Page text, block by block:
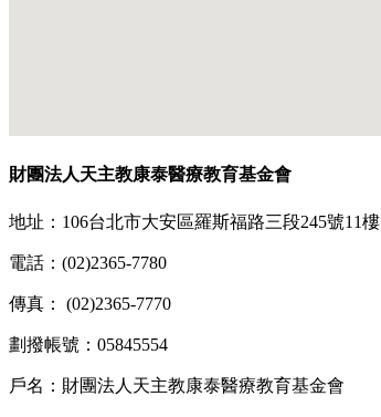
財團法人天主教康泰醫療教育基金會
地址：106台北市大安區羅斯福路三段245號11樓
電話：(02)2365-7780
傳真： (02)2365-7770
劃撥帳號：05845554
戶名：財團法人天主教康泰醫療教育基金會